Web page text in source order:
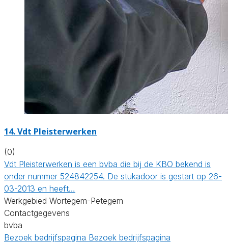
14. Vdt Pleisterwerken
(0)
Vdt Pleisterwerken is een bvba die bij de KBO bekend is
onder nummer 524842254. De stukadoor is gestart op 26-
03-2013 en heeft…
Werkgebied Wortegem-Petegem
Contactgegevens
bvba
Bezoek bedrijfspagina Bezoek bedrijfspagina